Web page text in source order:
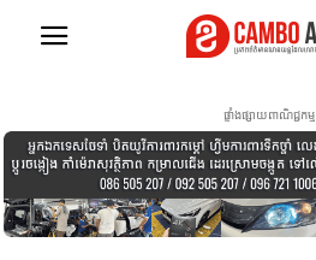
ផ្ទាំងផ្សាយពាណិជ្ជកម្ម